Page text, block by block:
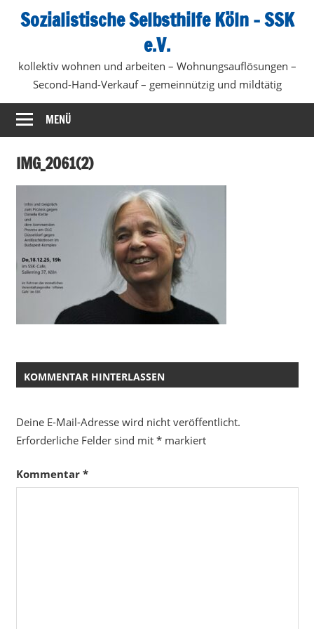
InhaltSozialistische Selbsthilfe Köln – SSK
e.V.
kollektiv wohnen und arbeiten – Wohnungsauflösungen –
Second-Hand-Verkauf – gemeinnützig und mildtätig
MENÜ
IMG_2061(2)
KOMMENTAR HINTERLASSEN
Deine E-Mail-Adresse wird nicht veröffentlicht.
Erforderliche Felder sind mit *markiert
Kommentar *